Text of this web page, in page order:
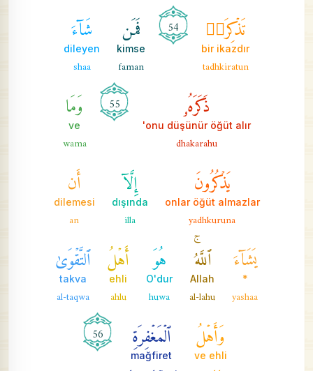
تَذۡكِرَةٞ
bir ikazdır
tadhkiratun
54 فَمَن
kimse
faman
شَآءَ
dileyen
shaa
ذَكَرَهُۥ
onu düşünür öğüt alır'
dhakarahu
55 وَمَا
ve
wama
يَذۡكُرُونَ
onlar öğüt almazlar
yadhkuruna
إِلَّآ
dışında
illa
أَن
dilemesi
an
يَشَآءَ
*
yashaa
ٱللَّهُۚ
Allah
al-lahu
هُوَ
O'dur
huwa
أَهۡلُ
ehli
ahlu
ٱلتَّقۡوَىٰ
takva
al-taqwa
وَأَهۡلُ
ve ehli
ٱلۡمَغۡفِرَةِ
mağfiret
56